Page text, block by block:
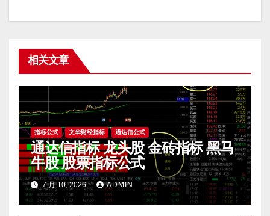
相关文章
指标公式 文华财经指标 通达信公式
通达信指标 龙头股 金砖指标 黑马
牛股 股票指标公式
7 月 10, 2026 ADMIN